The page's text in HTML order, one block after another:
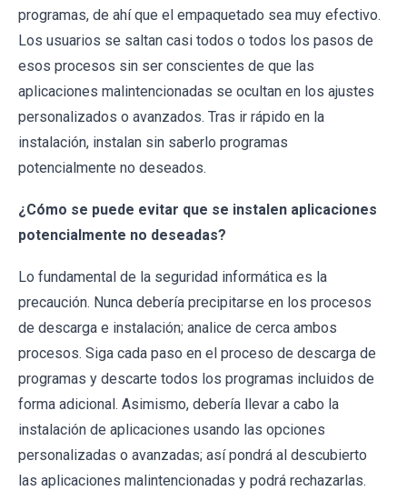
programas, de ahí que el empaquetado sea muy efectivo.
Los usuarios se saltan casi todos o todos los pasos de
esos procesos sin ser conscientes de que las
aplicaciones malintencionadas se ocultan en los ajustes
personalizados o avanzados. Tras ir rápido en la
instalación, instalan sin saberlo programas
potencialmente no deseados.
¿Cómo se puede evitar que se instalen aplicaciones
potencialmente no deseadas?
Lo fundamental de la seguridad informática es la
precaución. Nunca debería precipitarse en los procesos
de descarga e instalación; analice de cerca ambos
procesos. Siga cada paso en el proceso de descarga de
programas y descarte todos los programas incluidos de
forma adicional. Asimismo, debería llevar a cabo la
instalación de aplicaciones usando las opciones
personalizadas o avanzadas; así pondrá al descubierto
las aplicaciones malintencionadas y podrá rechazarlas.